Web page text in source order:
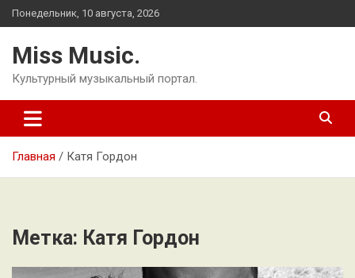
Перейти
к
Понедельник, 10 августа, 2026
Miss Music.
Культурный музыкальный портал.
Главная Катя Гордон
Метка: Катя Гордон